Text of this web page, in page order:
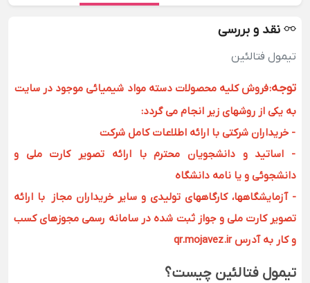
نقد و بررسی
تیمول فتالئین
توجه:فروش کلیه محصولات دسته مواد شیمیائی موجود در سایت
به یکی از روشهای زیر انجام می گردد:
- خریداران شرکتی با ارائه اطلاعات کامل شرکت
- اساتید و دانشجویان محترم با ارائه تصویر کارت ملی و
دانشجوئی و یا نامه دانشگاه
- آزمایشگاهها، کارگاههای تولیدی و سایر خریداران مجاز با ارائه
تصویر کارت ملی و جواز ثبت شده در سامانه رسمی مجوزهای کسب
و کار به آدرس qr.mojavez.ir
تیمول فتالئین چیست؟